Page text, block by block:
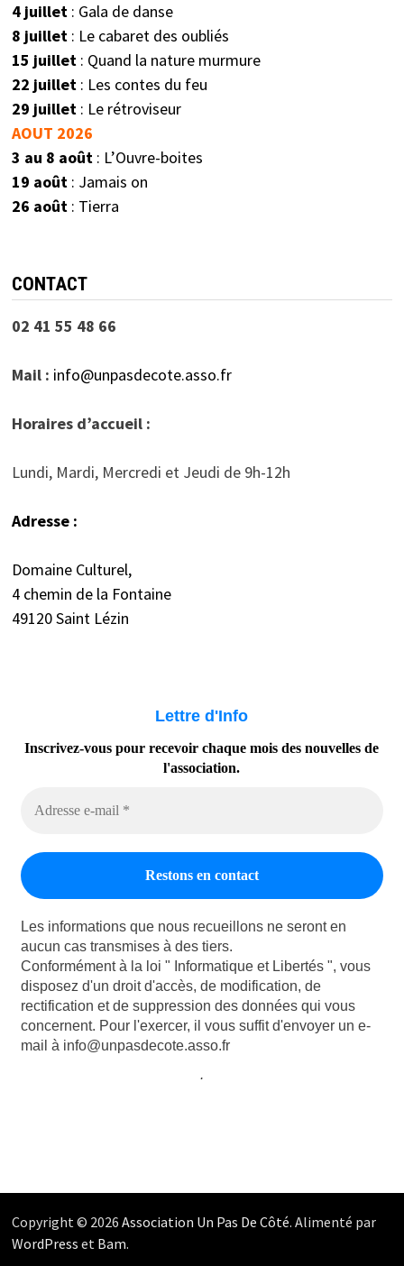
4 juillet: Gala de danse
8 juillet: Le cabaret des oubliés
15 juillet: Quand la nature murmure
22 juillet: Les contes du feu
29 juillet: Le rétroviseur
AOUT 2026
3 au 8 août: L’Ouvre-boites
19 août: Jamais on
26 août: Tierra
CONTACT
02 41 55 48 66
Mail : info@unpasdecote.asso.fr
Horaires d’accueil :
Lundi, Mardi, Mercredi et Jeudi de 9h-12h
Adresse :
Domaine Culturel,
4 chemin de la Fontaine
49120 Saint Lézin
Lettre d'Info
Inscrivez-vous pour recevoir chaque mois des nouvelles de
l'association.
Les informations que nous recueillons ne seront en
aucun cas transmises à des tiers.
Conformément à la loi " Informatique et Libertés ", vous
disposez d'un droit d'accès, de modification, de
rectification et de suppression des données qui vous
concernent. Pour l'exercer, il vous suffit d'envoyer un e-
mail à info@unpasdecote.asso.fr
.
Copyright © 2026 Association Un Pas De Côté. Alimenté par
WordPress et Bam.